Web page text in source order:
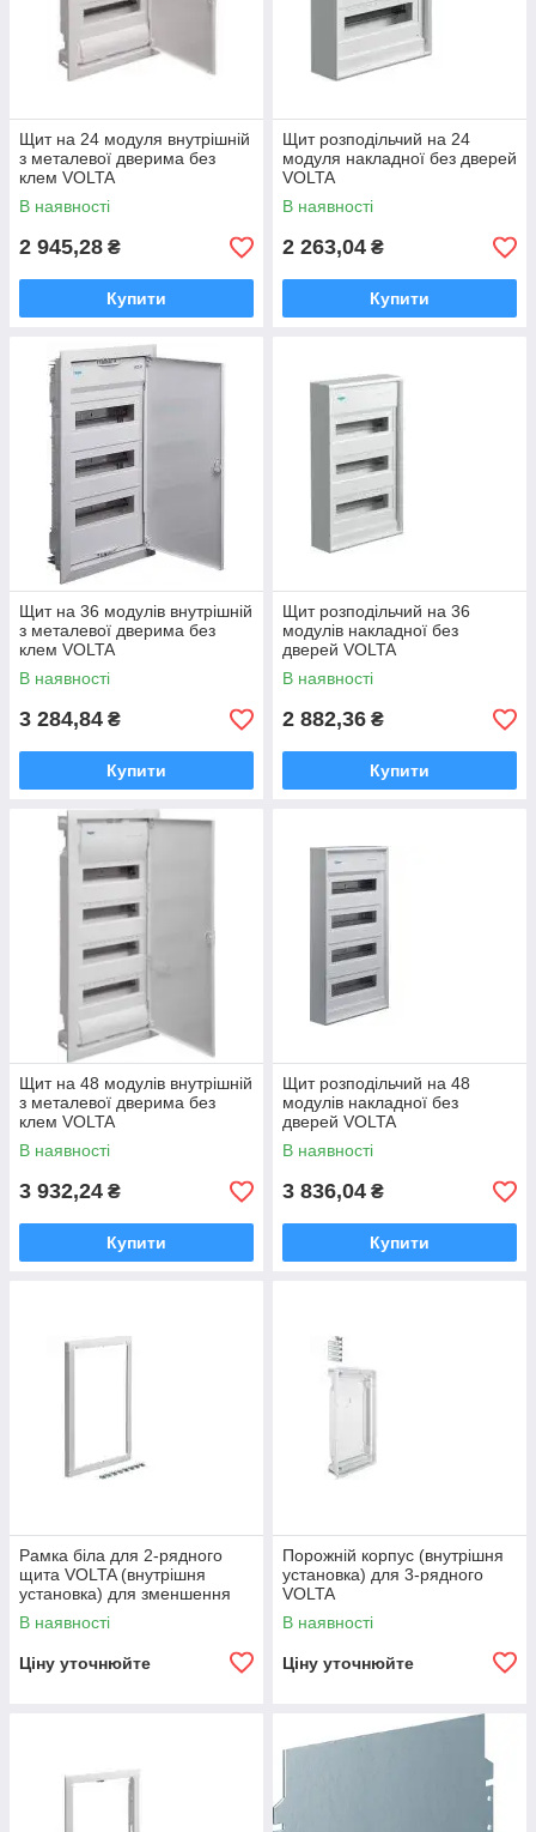
Щит на 24 модуля внутрішній
з металевої дверима без
клем VOLTA
В наявності
2 945,28 ₴
Купити
Щит розподільчий на 24
модуля накладної без дверей
VOLTA
В наявності
2 263,04 ₴
Купити
Щит на 36 модулів внутрішній
з металевої дверима без
клем VOLTA
В наявності
3 284,84 ₴
Купити
Щит розподільчий на 36
модулів накладної без
дверей VOLTA
В наявності
2 882,36 ₴
Купити
Щит на 48 модулів внутрішній
з металевої дверима без
клем VOLTA
В наявності
3 932,24 ₴
Купити
Щит розподільчий на 48
модулів накладної без
дверей VOLTA
В наявності
3 836,04 ₴
Купити
Рамка біла для 2-рядного
щита VOLTA (внутрішня
установка) для зменшення
глибини до 72мм
В наявності
Ціну уточнюйте
Порожній корпус (внутрішня
установка) для 3-рядного
VOLTA
В наявності
Ціну уточнюйте